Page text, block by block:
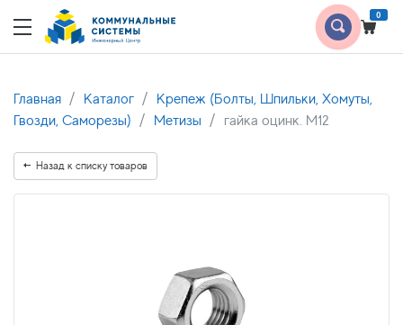
0
Главная Каталог
Крепеж (Болты, Шпильки, Хомуты,
Гвозди, Саморезы)
Метизы гайка оцинк. М12
Назад к списку товаров